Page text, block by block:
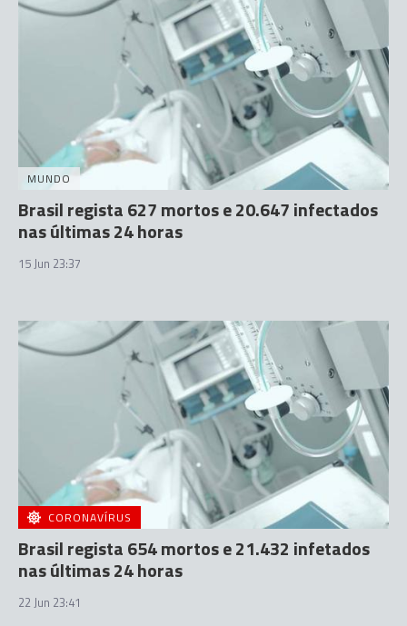
MUNDO
Brasil regista 627 mortos e 20.647 infectados
nas últimas 24 horas
15 Jun 23:37
CORONAVÍRUS
Brasil regista 654 mortos e 21.432 infetados
nas últimas 24 horas
22 Jun 23:41